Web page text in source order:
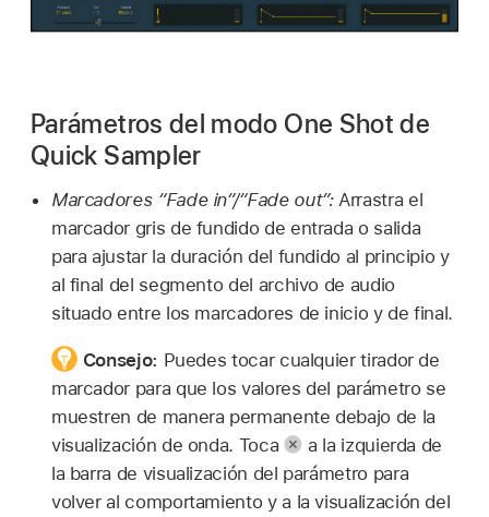
Parámetros del modo One Shot de
Quick Sampler
Marcadores “Fade in”/“Fade out”:Arrastra el
marcador gris de fundido de entrada o salida
para ajustar la duración del fundido al principio y
al final del segmento del archivo de audio
situado entre los marcadores de inicio y de final.
Consejo: Puedes tocar cualquier tirador de
marcador para que los valores del parámetro se
muestren de manera permanente debajo de la
visualización de onda. Toca
a la izquierda de
la barra de visualización del parámetro para
volver al comportamiento y a la visualización del